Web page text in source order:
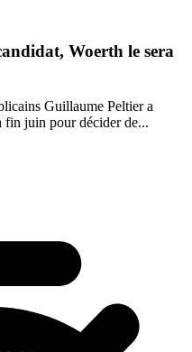
Woerth le sera
Guillaume Peltier a
fin juin pour décider de...